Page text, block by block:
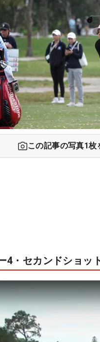
この記事の写真1枚
4・セカンドショッ